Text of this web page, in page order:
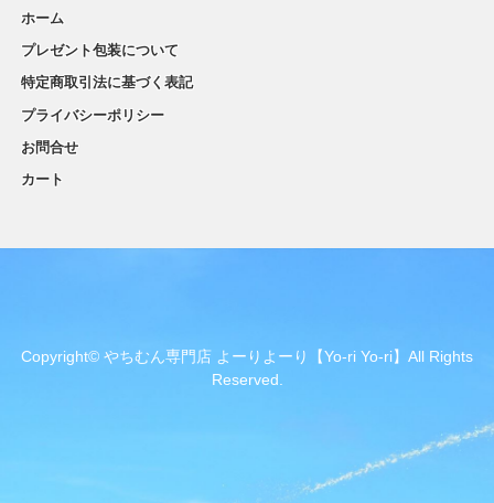
ホーム
プレゼント包装について
特定商取引法に基づく表記
プライバシーポリシー
お問合せ
カート
Copyright© やちむん専門店 よーりよーり【Yo-ri Yo-ri】All Rights
Reserved.